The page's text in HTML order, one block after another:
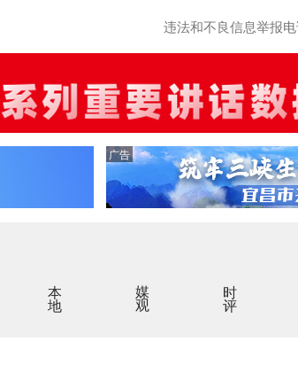
违法和不良信息举报
广告
本地 媒观 时评